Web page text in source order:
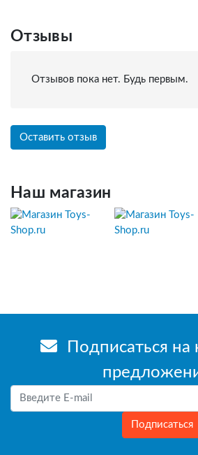
Отзывы
Отзывов пока нет. Будь первым.
Оставить отзыв
Наш магазин
Подписаться на
Подписаться